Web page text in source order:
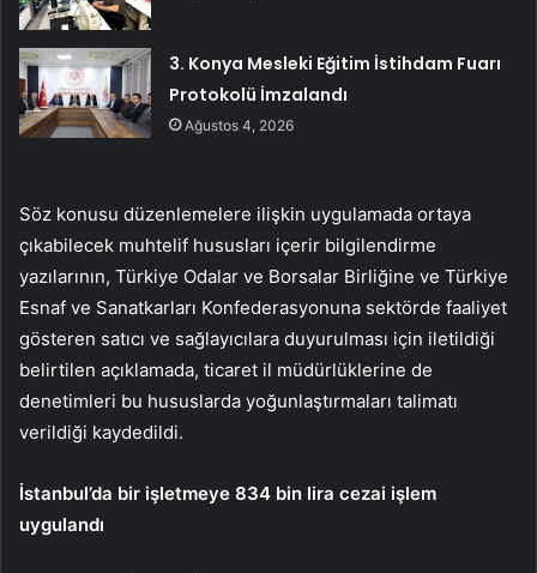
3. Konya Mesleki Eğitim İstihdam Fuarı
Protokolü İmzalandı
Ağustos 4, 2026
Söz konusu düzenlemelere ilişkin uygulamada ortaya
çıkabilecek muhtelif hususları içerir bilgilendirme
yazılarının, Türkiye Odalar ve Borsalar Birliğine ve Türkiye
Esnaf ve Sanatkarları Konfederasyonuna sektörde faaliyet
gösteren satıcı ve sağlayıcılara duyurulması için iletildiği
belirtilen açıklamada, ticaret il müdürlüklerine de
denetimleri bu hususlarda yoğunlaştırmaları talimatı
verildiği kaydedildi.
İstanbul’da bir işletmeye 834 bin lira cezai işlem
uygulandı